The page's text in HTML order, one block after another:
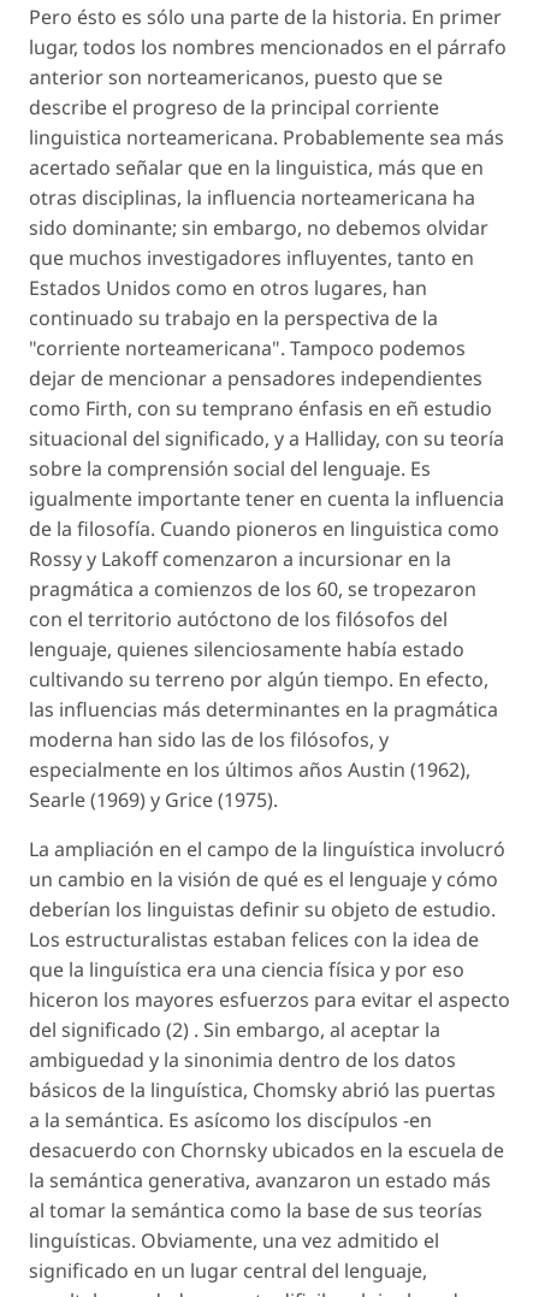
Pero ésto es sólo una parte de la historia. En primer
lugar, todos los nombres mencionados en el párrafo
anterior son norteamericanos, puesto que se
describe el progreso de la principal corriente
linguistica norteamericana. Probablemente sea más
acertado señalar que en la linguistica, más que en
otras disciplinas, la influencia norteamericana ha
sido dominante; sin embargo, no debemos olvidar
que muchos investigadores influyentes, tanto en
Estados Unidos como en otros lugares, han
continuado su trabajo en la perspectiva de la
"corriente norteamericana". Tampoco podemos
dejar de mencionar a pensadores independientes
como Firth, con su temprano énfasis en eñ estudio
situacional del significado, y a Halliday, con su teoría
sobre la comprensión social del lenguaje. Es
igualmente importante tener en cuenta la influencia
de la filosofía. Cuando pioneros en linguistica como
Rossy y Lakoff comenzaron a incursionar en la
pragmática a comienzos de los 60, se tropezaron
con el territorio autóctono de los filósofos del
lenguaje, quienes silenciosamente había estado
cultivando su terreno por algún tiempo. En efecto,
las influencias más determinantes en la pragmática
moderna han sido las de los filósofos, y
especialmente en los últimos años Austin (1962),
Searle (1969) y Grice (1975).
La ampliación en el campo de la linguística involucró
un cambio en la visión de qué es el lenguaje y cómo
deberían los linguistas definir su objeto de estudio.
Los estructuralistas estaban felices con la idea de
que la linguística era una ciencia física y por eso
hiceron los mayores esfuerzos para evitar el aspecto
del significado (2) . Sin embargo, al aceptar la
ambiguedad y la sinonimia dentro de los datos
básicos de la linguística, Chomsky abrió las puertas
a la semántica. Es asícomo los discípulos -en
desacuerdo con Chornsky ubicados en la escuela de
la semántica generativa, avanzaron un estado más
al tomar la semántica como la base de sus teorías
linguísticas. Obviamente, una vez admitido el
significado en un lugar central del lenguaje,